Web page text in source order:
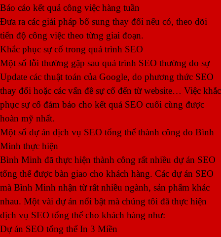
Báo cáo kết quả công việc hàng tuần
Đưa ra các giải pháp bổ sung thay đổi nếu có, theo dõi
tiến độ công việc theo từng giai đoạn.
Khắc phục sự cố trong quá trình SEO
Một số lỗi thường gặp sau quá trình SEO thường do sự
Update các thuật toán của Google, do phương thức SEO
thay đổi hoặc các vấn đề sự cố đến từ website… Việc khắc
phục sự cố đảm bảo cho kết quả SEO cuối cùng được
hoàn mỹ nhất.
Một số dự án dịch vụ SEO tổng thể thành công do Bình
Minh thực hiện
Bình Minh đã thực hiện thành công rất nhiều dự án SEO
tổng thể được bàn giao cho khách hàng. Các dự án SEO
mà Bình Minh nhận từ rất nhiều ngành, sản phẩm khác
nhau. Một vài dự án nổi bật mà chúng tôi đã thực hiện
dịch vụ SEO tổng thể cho khách hàng như:
Dự án SEO tổng thể In 3 Miền